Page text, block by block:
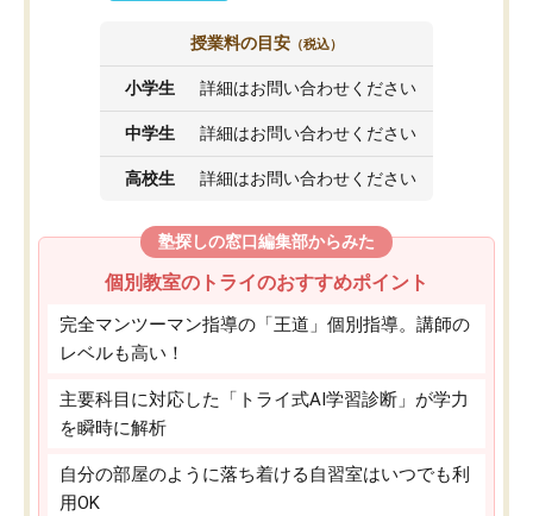
授業料の目安 （税込）
小学生 詳細はお問い合わせください
中学生 詳細はお問い合わせください
高校生 詳細はお問い合わせください
塾探しの窓口編集部からみた
個別教室のトライのおすすめポイント
完全マンツーマン指導の「王道」個別指導。講師の
レベルも高い！
主要科目に対応した「トライ式AI学習診断」が学力
を瞬時に解析
自分の部屋のように落ち着ける自習室はいつでも利
用OK